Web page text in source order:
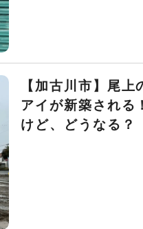
【加古川市】尾
アイが新築される
けど、どうなる？